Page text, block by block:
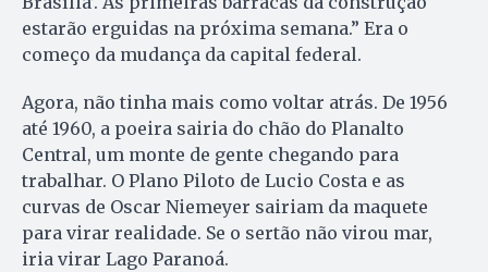
estarão erguidas na próxima semana.” Era o
começo da mudança da capital federal.
Agora, não tinha mais como voltar atrás. De 1956
até 1960, a poeira sairia do chão do Planalto
Central, um monte de gente chegando para
trabalhar. O Plano Piloto de Lucio Costa e as
curvas de Oscar Niemeyer sairiam da maquete
para virar realidade. Se o sertão não virou mar,
iria virar Lago Paranoá.